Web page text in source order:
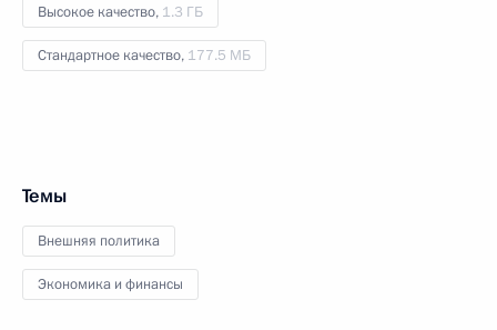
Высокое качество, 1.3 ГБ
Стандартное качество, 177.5 МБ
Темы
Внешняя политика
Экономика и финансы